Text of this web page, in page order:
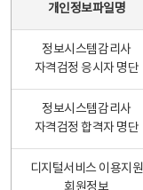
개인정보파일명
정보시스템감리사
자격검정 응시자 명단
정보시스템감리사
자격검정 합격자 명단
디지털서비스 이용지원
회원정보